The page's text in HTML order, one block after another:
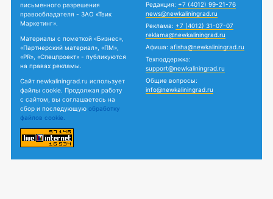
письменного разрешения
правообладателя - ЗАО «Твик
Маркетинг».
Материалы с пометкой «Бизнес»,
«Партнерский материал», «ПМ»,
«PR», «Спецпроект» - публикуются
на правах рекламы.
Сайт newkaliningrad.ru использует
файлы cookie. Продолжая работу
с сайтом, вы соглашаетесь на
сбор и последующую обработку
файлов cookie.
Редакция: +7 (4012) 99-21-76
news@newkaliningrad.ru
Реклама: +7 (4012) 31-07-07
reklama@newkaliningrad.ru
Афиша: afisha@newkaliningrad.ru
Техподдержка:
support@newkaliningrad.ru
Общие вопросы:
info@newkaliningrad.ru